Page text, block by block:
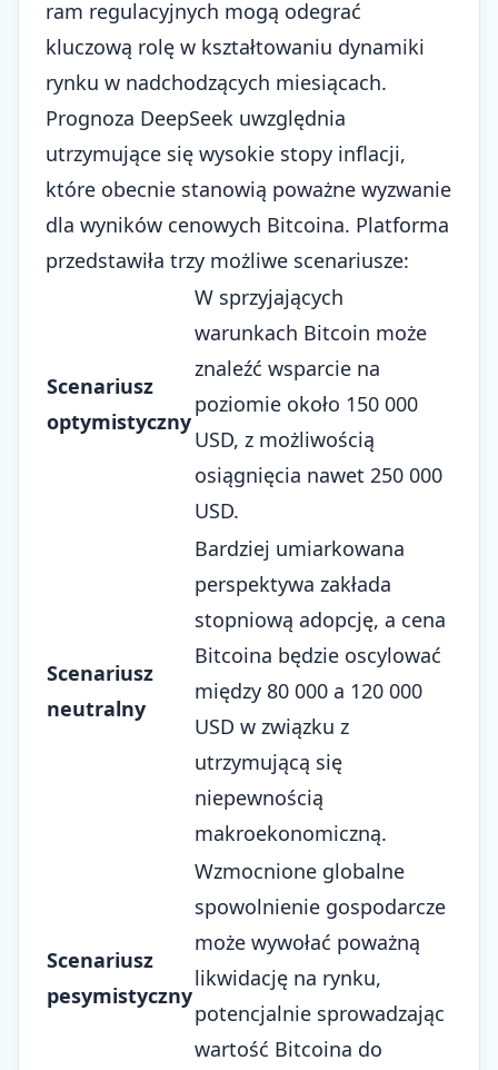
ram regulacyjnych mogą odegrać
kluczową rolę w kształtowaniu dynamiki
rynku w nadchodzących miesiącach.
Prognoza DeepSeek uwzględnia
utrzymujące się wysokie stopy inflacji,
które obecnie stanowią poważne wyzwanie
dla wyników cenowych Bitcoina. Platforma
przedstawiła trzy możliwe scenariusze:
Scenariusz
optymistyczny
W sprzyjających
warunkach Bitcoin może
znaleźć wsparcie na
poziomie około 150 000
USD, z możliwością
osiągnięcia nawet 250 000
USD.
Scenariusz
neutralny
Bardziej umiarkowana
perspektywa zakłada
stopniową adopcję, a cena
Bitcoina będzie oscylować
między 80 000 a 120 000
USD w związku z
utrzymującą się
niepewnością
makroekonomiczną.
Scenariusz
pesymistyczny
Wzmocnione globalne
spowolnienie gospodarcze
może wywołać poważną
likwidację na rynku,
potencjalnie sprowadzając
wartość Bitcoina do